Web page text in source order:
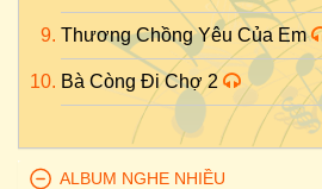
Thương Chồng Yêu Của Em
Bà Còng Đi Chợ 2
ALBUM NGHE NHIỀU